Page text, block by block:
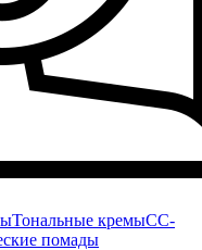
Тональные кремыCC-
помады